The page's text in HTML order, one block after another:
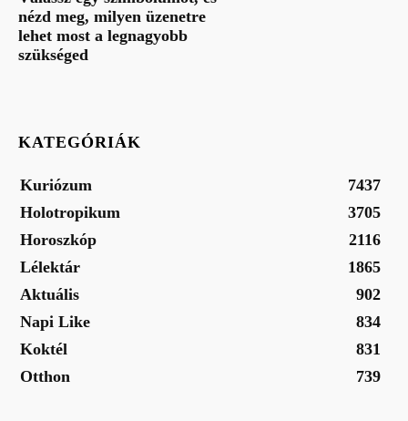
nézd meg, milyen üzenetre
lehet most a legnagyobb
szükséged
KATEGÓRIÁK
Kuriózum
7437
Holotropikum
3705
Horoszkóp
2116
Lélektár
1865
Aktuális
902
Napi Like
834
Koktél
831
Otthon
739